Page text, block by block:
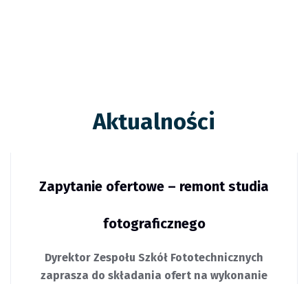
Aktualności
Zapytanie ofertowe – remont studia
fotograficznego
Dyrektor Zespołu Szkół Fototechnicznych
zaprasza do składania ofert na wykonanie